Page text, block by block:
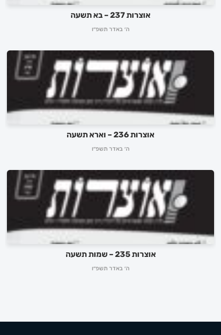
אוצרות 237 – בא תשעה
ה׳ באדר תשפ״ו
אוצרות 236 – וארא תשעה
ה׳ באדר תשפ״ו
אוצרות 235 – שמות תשעה
ה׳ באדר תשפ״ו
לכניסה לאינדקס ➔